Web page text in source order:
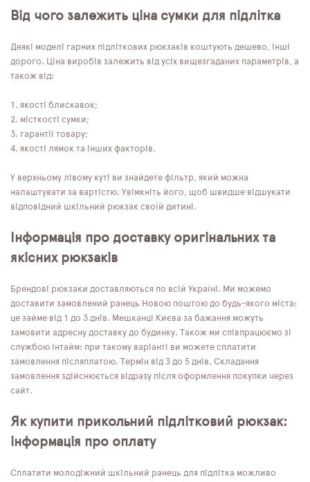
Від чого залежить ціна сумки для підлітка
Деякі моделі гарних підліткових рюкзаків коштують дешево, інші
дорого. Ціна виробів залежить від усіх вищезгаданих параметрів, а
також від:
якості блискавок;
місткості сумки;
гарантії товару;
якості лямок та інших факторів.
У верхньому лівому куті ви знайдете фільтр, який можна
налаштувати за вартістю. Увімкніть його, щоб швидше відшукати
відповідний шкільний рюкзак своїй дитині.
Інформація про доставку оригінальних та
якісних рюкзаків
Брендові рюкзаки доставляються по всій Україні. Ми можемо
доставити замовлений ранець Новою поштою до будь-якого міста:
це займе від 1 до 3 днів. Мешканці Києва за бажання можуть
замовити адресну доставку до будинку. Також ми співпрацюємо зі
службою Інтайм: при такому варіанті ви можете сплатити
замовлення післяплатою. Термін від 3 до 5 днів. Складання
замовлення здійснюється відразу після оформлення покупки через
сайт.
Як купити прикольний підлітковий рюкзак:
інформація про оплату
Сплатити молодіжний шкільний ранець для підлітка можливо